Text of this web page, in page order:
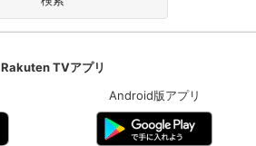
Rakuten TVアプリ
Android版アプリ